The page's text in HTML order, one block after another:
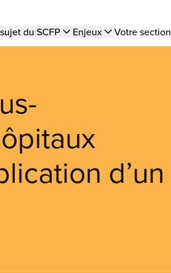
du SCFP Enjeux Votre
d’un